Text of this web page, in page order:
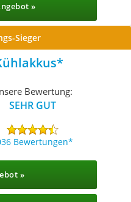
»
Sieger
Bewertung:
SEHR GUT
Bewertungen
»